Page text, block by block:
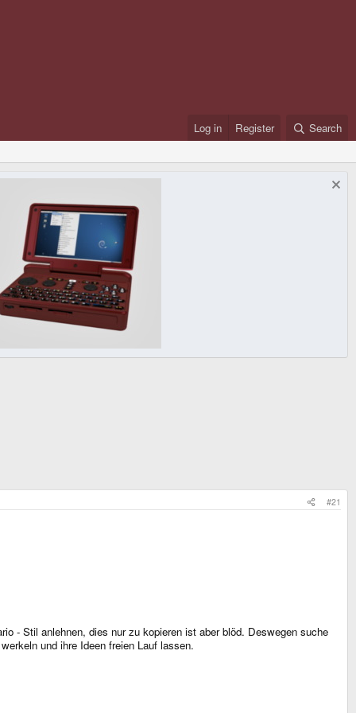
Log in Register Search
#21
- Stil anlehnen, dies nur zu kopieren ist aber blöd. Deswegen suche
und ihre Ideen freien Lauf lassen.